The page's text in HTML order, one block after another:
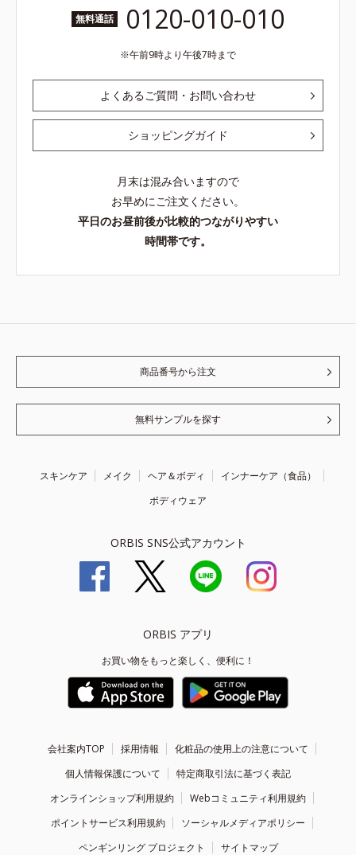
無料通話 0120-010-010
午前9時より午後7時まで
よくあるご質問・お問い合わせ
ショッピングガイド
月末は混み合いますので
お早めにご注文ください。
平日のお昼前後が比較的つながりやすい
時間帯です。
商品番号から注文
無料サンプルを探す
スキンケア メイク ヘア＆ボディ
インナーケア（食品）
ボディウェア
ORBIS SNS公式アカウント
ORBIS アプリ
お買い物をもっと楽しく、便利に！
会社案内TOP 採用情報
化粧品の使用上の注意について
個人情報保護について
特定商取引法に基づく表記
オンラインショップ利用規約
Webコミュニティ利用規約
ポイントサービス利用規約
ソーシャルメディアポリシー
ペンギンリング プロジェクト
サイトマップ